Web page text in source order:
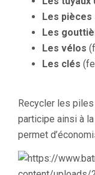
Les pièces
Les
Les vélos
Les clés
Recycler les
participe ainsi à
permet